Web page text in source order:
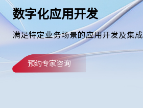
数字化应用开发
满足特定业务场景的应用开发及集成
预约专家咨询